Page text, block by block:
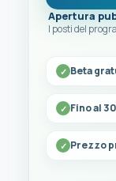
Apertura
I posti del
Beta
Fino al
Prezzo